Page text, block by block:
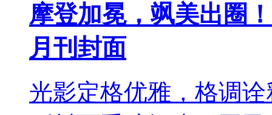
摩登加冕，飒美出圈
月刊封面
光影定格优雅，格调